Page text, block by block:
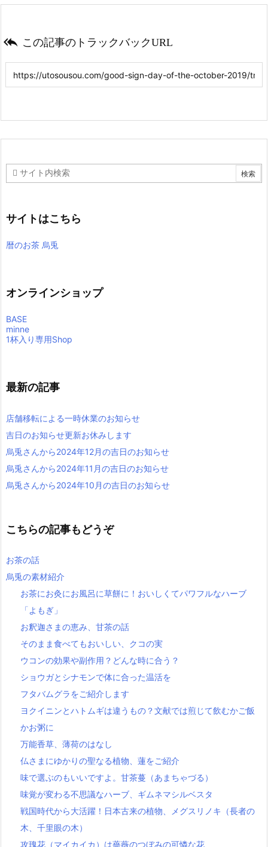
 この記事のトラックバックURL
サイトはこちら
暦のお茶 烏兎
オンラインショップ
BASE
minne
1杯入り専用Shop
最新の記事
店舗移転による一時休業のお知らせ
吉日のお知らせ更新お休みします
烏兎さんから2024年12月の吉日のお知らせ
烏兎さんから2024年11月の吉日のお知らせ
烏兎さんから2024年10月の吉日のお知らせ
こちらの記事もどうぞ
お茶の話
烏兎の素材紹介
お茶にお灸にお風呂に草餅に！おいしくてパワフルなハーブ
「よもぎ」
お釈迦さまの恵み、甘茶の話
そのまま食べてもおいしい、クコの実
ウコンの効果や副作用？どんな時に合う？
ショウガとシナモンで体に合った温活を
フタバムグラをご紹介します
ヨクイニンとハトムギは違うもの？文献では煎じて飲むかご飯
かお粥に
万能香草、薄荷のはなし
仏さまにゆかりの聖なる植物、蓮をご紹介
味で選ぶのもいいですよ。甘茶蔓（あまちゃづる）
味覚が変わる不思議なハーブ、ギムネマシルベスタ
戦国時代から大活躍！日本古来の植物、メグスリノキ（長者の
木、千里眼の木）
攻瑰花（マイカイカ）は薔薇のつぼみの可憐な花